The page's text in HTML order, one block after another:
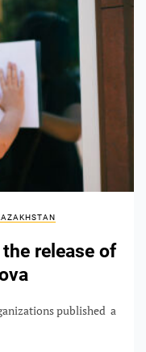
release of
published a